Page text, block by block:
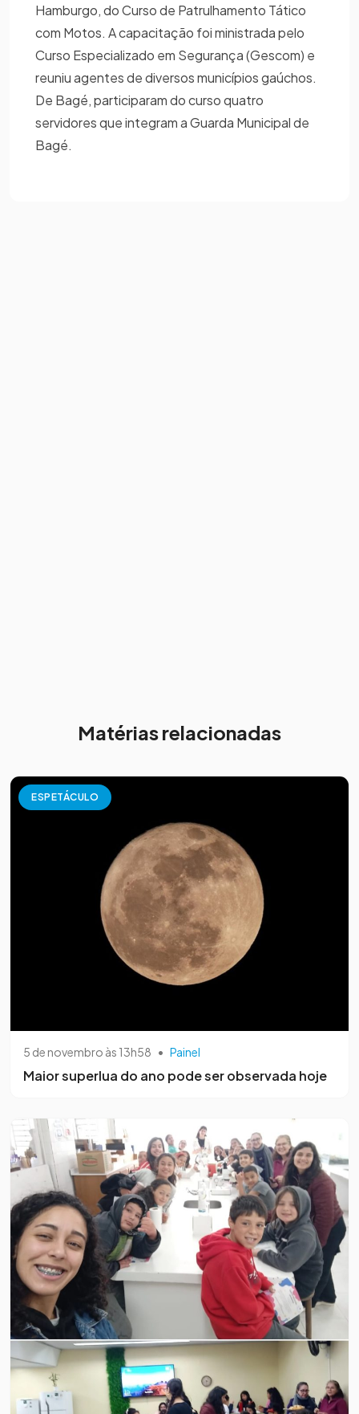
Hamburgo, do Curso de Patrulhamento Tático
com Motos. A capacitação foi ministrada pelo
Curso Especializado em Segurança (Gescom) e
reuniu agentes de diversos municípios gaúchos.
De Bagé, participaram do curso quatro
servidores que integram a Guarda Municipal de
Bagé.
Matérias relacionadas
ESPETÁCULO
5 de novembro às 13h58 • Painel
Maior superlua do ano pode ser observada hoje